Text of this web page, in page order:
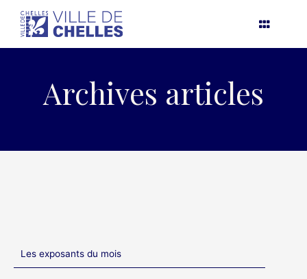
contenu
Archives articles
Les exposants du mois